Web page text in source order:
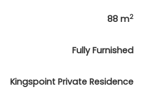
88 m2
Fully Furnished
Kingspoint Private Residence